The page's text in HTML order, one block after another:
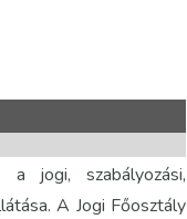
a jogi, szabályozási,
A Jogi Főosztály